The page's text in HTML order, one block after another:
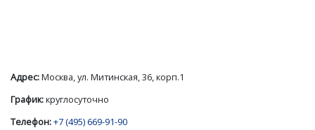
Адрес:Москва, ул. Митинская, 36, корп.1
График:круглосуточно
Телефон:+7 (495) 669-91-90